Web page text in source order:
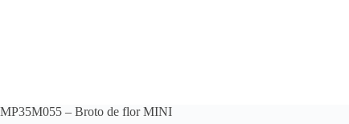
MP35M055 – Broto de flor MINI